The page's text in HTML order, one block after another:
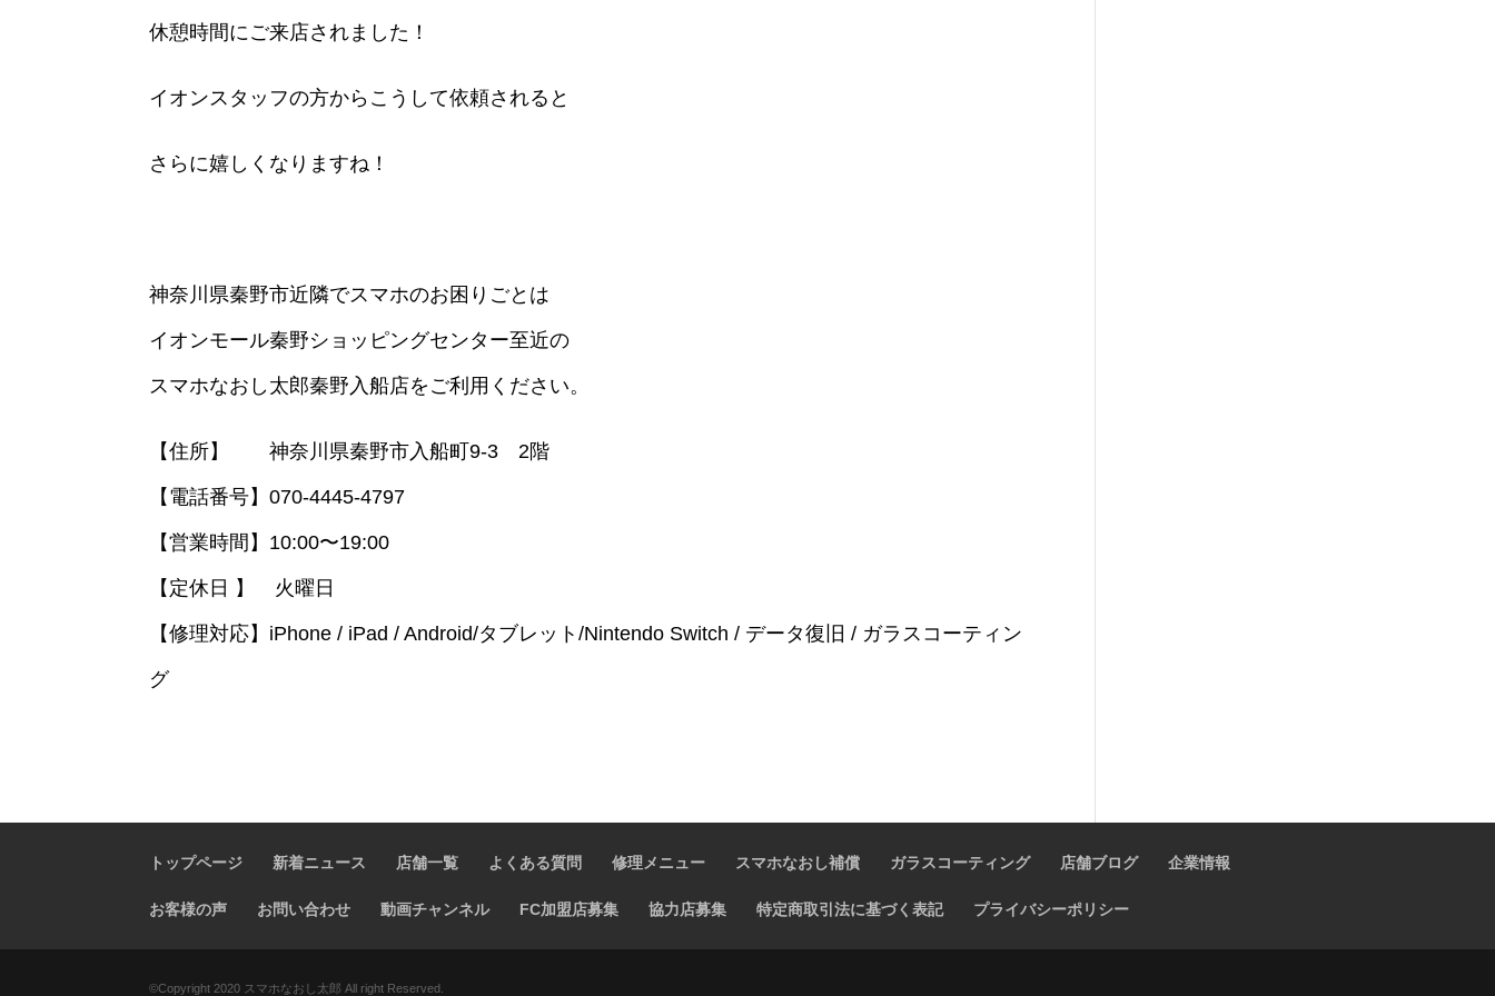
休憩時間にご来店されました！
イオンスタッフの方からこうして依頼されると
さらに嬉しくなりますね！
神奈川県秦野市近隣でスマホのお困りごとは
イオンモール秦野ショッピングセンター至近の
スマホなおし太郎秦野入船店をご利用ください。
【住所】 神奈川県秦野市入船町9-3 2階
【電話番号】070-4445-4797
【営業時間】10:00〜19:00
【定休日 】 火曜日
【修理対応】iPhone / iPad / Android/タブレット/Nintendo Switch / データ復旧 / ガラスコーティン
グ
トップページ 新着ニュース 店舗一覧 よくある質問 修理メニュー スマホなおし補償 ガラスコーティング 店舗ブログ 企業情報
お客様の声 お問い合わせ 動画チャンネル FC加盟店募集 協力店募集 特定商取引法に基づく表記 プライバシーポリシー
©️Copyright 2020 スマホなおし太郎 All right Reserved.